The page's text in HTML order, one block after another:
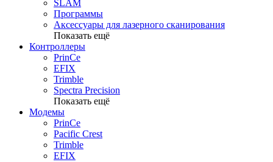
SLAM
Программы
Аксессуары для лазерного сканирования
Показать ещё
Контроллеры
PrinCe
EFIX
Trimble
Spectra Precision
Показать ещё
Модемы
PrinCe
Pacific Crest
Trimble
EFIX